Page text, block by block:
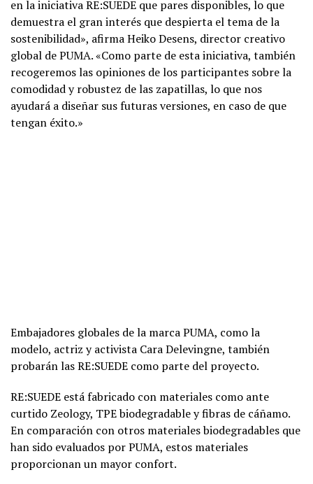
en la iniciativa RE:SUEDE que pares disponibles, lo que
demuestra el gran interés que despierta el tema de la
sostenibilidad», afirma Heiko Desens, director creativo
global de PUMA. «Como parte de esta iniciativa, también
recogeremos las opiniones de los participantes sobre la
comodidad y robustez de las zapatillas, lo que nos
ayudará a diseñar sus futuras versiones, en caso de que
tengan éxito.»
Embajadores globales de la marca PUMA, como la
modelo, actriz y activista Cara Delevingne, también
probarán las RE:SUEDE como parte del proyecto.
RE:SUEDE está fabricado con materiales como ante
curtido Zeology, TPE biodegradable y fibras de cáñamo.
En comparación con otros materiales biodegradables que
han sido evaluados por PUMA, estos materiales
proporcionan un mayor confort.